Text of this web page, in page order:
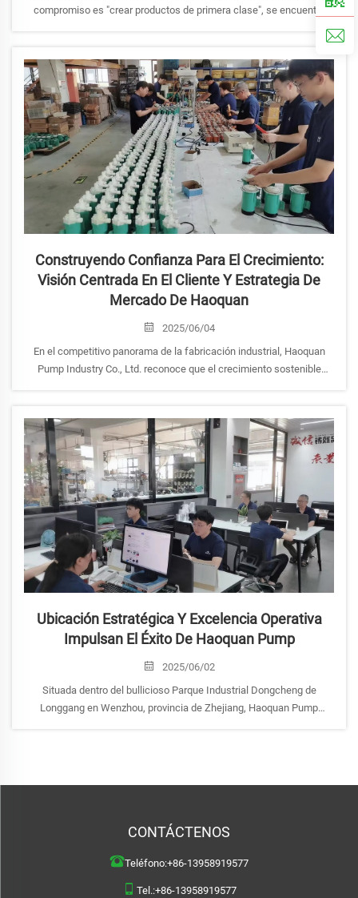
compromiso es "crear productos de primera clase", se encuentra
una dinámica e innovadora máquina de Investigación y Desarrollo
(I+D). Reconociendo que el avance tecnológico y las necesidades
cambiantes del mercado son factores clave...
Construyendo Confianza Para El Crecimiento:
Visión Centrada En El Cliente Y Estrategia De
Mercado De Haoquan
2025/06/04
En el competitivo panorama de la fabricación industrial, Haoquan
Pump Industry Co., Ltd. reconoce que el crecimiento sostenible
inquebrantable. El com...
Ubicación Estratégica Y Excelencia Operativa
Impulsan El Éxito De Haoquan Pump
2025/06/02
Situada dentro del bullicioso Parque Industrial Dongcheng de
Longgang en Wenzhou, provincia de Zhejiang, Haoquan Pump
CONTÁCTENOS
Teléfono:+86-13958919577
Tel.:+86-13958919577